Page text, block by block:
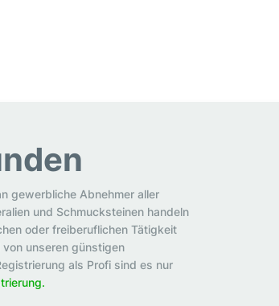
gewerbliche Abnehmer aller
und Schmucksteinen handeln
oder freiberuflichen Tätigkeit
unseren günstigen
als Profi sind es nur